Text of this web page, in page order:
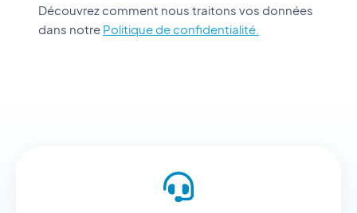
Découvrez comment nous traitons vos données
dans notre Politique de confidentialité.